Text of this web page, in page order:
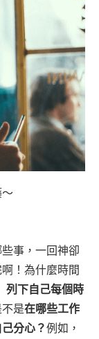
事，一回神卻
！為什麼時間
列下自己每個時
是在哪些工作
分心？例如，